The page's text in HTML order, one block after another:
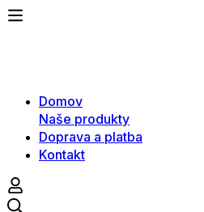
Domov
Naše produkty
Doprava a platba
Kontakt